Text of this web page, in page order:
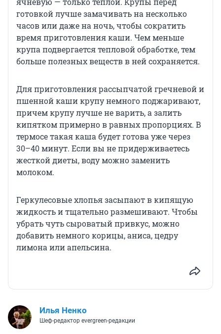
готовкой лучше замачивать на несколько
часов или даже на ночь, чтобы сократить
время приготовления каши. Чем меньше
крупа подвергается тепловой обработке, тем
больше полезных веществ в ней сохраняется.
Для приготовления рассыпчатой гречневой и
пшенной каши крупу немного поджаривают,
причем крупу лучше не варить, а залить
кипятком примерно в равных пропорциях. В
термосе такая каша будет готова уже через
30–40 минут. Если вы не придерживаетесь
жесткой диеты, воду можно заменить
молоком.
Геркулесовые хлопья засыпают в кипящую
жидкость и тщательно размешивают. Чтобы
убрать чуть сыроватый привкус, можно
добавить немного корицы, аниса, цедру
лимона или апельсина.
Илья Ненко
Шеф-редактор evergreen-редакции